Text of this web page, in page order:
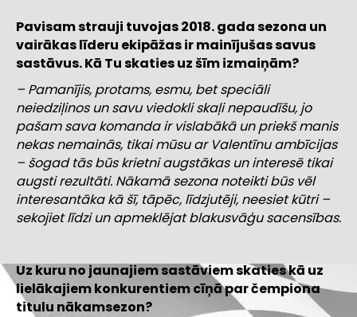
Pavisam strauji tuvojas 2018. gada sezona un
vairākas līderu ekipāžas ir mainījušas savus
sastāvus. Kā Tu skaties uz šīm izmaiņām?
– Pamanījis, protams, esmu, bet speciāli
neiedziļinos un savu viedokli skaļi nepaudīšu, jo
pašam sava komanda ir vislabākā un priekš manis
nekas nemainās, tikai mūsu ar Valentīnu ambīcijas
– šogad tās būs krietni augstākas un interesē tikai
augsti rezultāti. Nākamā sezona noteikti būs vēl
interesantāka kā šī, tāpēc, līdzjutēji, neesiet kūtri –
sekojiet līdzi un apmeklējat blakusvāģu sacensības.
Uz kuru no jaunajiem sastāviem skaties kā uz
lielākajiem konkurentiem cīņā par čempiona
titulu nākamsezon?